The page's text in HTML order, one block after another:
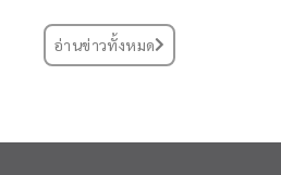
อ่านข่าวทั้งหมด